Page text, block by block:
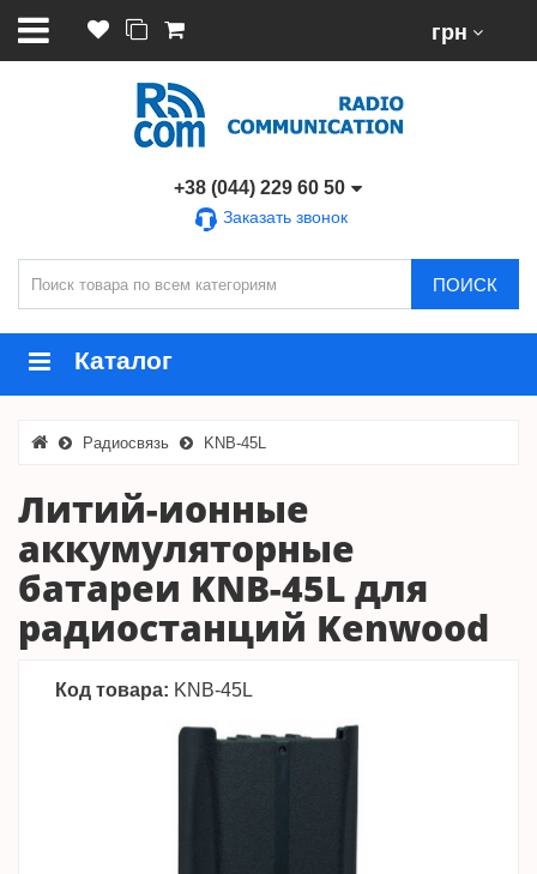
грн
+38 (044) 229 60 50
Заказать звонок
ПОИСК
Каталог
Радиосвязь KNB-45L
Литий-ионные
аккумуляторные
батареи KNB-45L для
радиостанций Kenwood
Код товара: KNB-45L